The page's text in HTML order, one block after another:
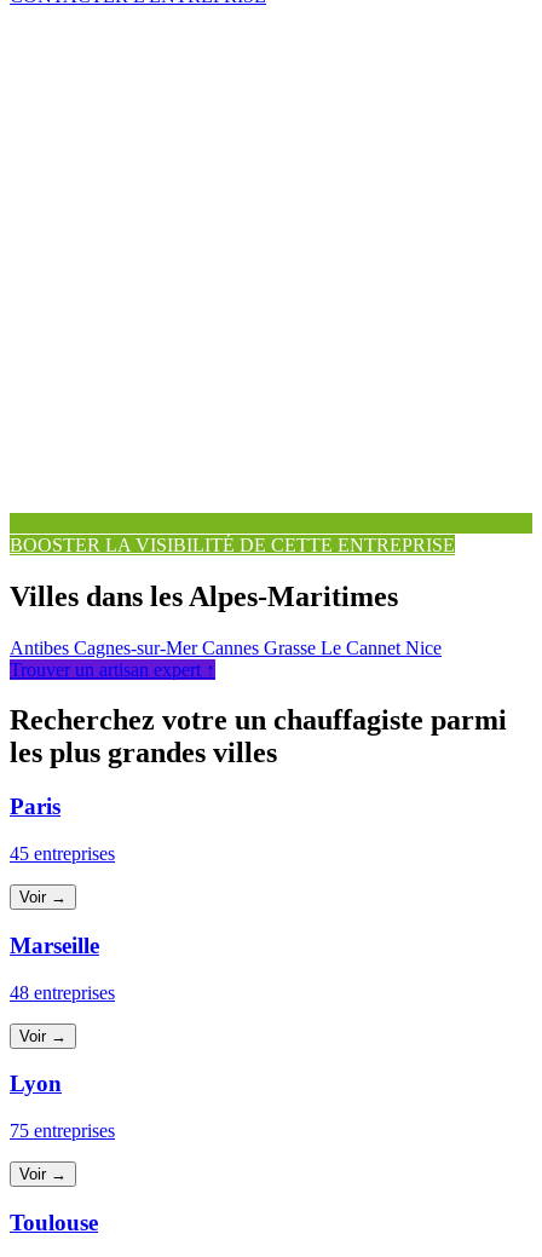
BOOSTER LA VISIBILITÉ DE CETTE ENTREPRISE
Villes dans les Alpes-Maritimes
Antibes Cagnes-sur-MerCannes Grasse Le Cannet Nice
Trouver un artisan expert ↑
Recherchez votre un chauffagiste parmi
les plus grandes villes
Paris
45 entreprises
Voir →
Marseille
48 entreprises
Voir →
Lyon
75 entreprises
Voir →
Toulouse